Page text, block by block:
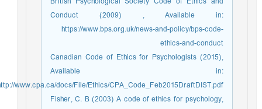
Conduct (2009) , Available in:
https://www.bps.org.uk/news-and-policy/bps-code-
ethics-and-conduct
Canadian Code of Ethics for Psychologists (2015),
Available in:
http://www.cpa.ca/docs/File/Ethics/CPA_Code_Feb2015DraftDIST.pdf
Fisher, C. B (2003) A code of ethics for psychology,